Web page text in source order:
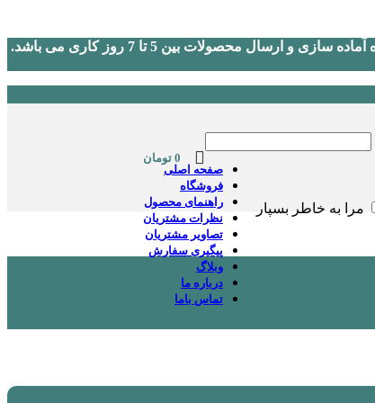
(در صورت نیاز به پشتیبانی لطفا در روزهای کاری و غیر تعطیل از ساعت 9 الی 17 به شماره 09046151633 اس ام اس یا در بله پیغام دهید.) ( بازه آماده سازی و ارسال محصولات بین 5 تا 7 روز کاری می باشد.
مرا به خاطر بسپار
0 تومان
صفحه اصلی
فروشگاه
راهنمای محصول
نظرات مشتریان
تصاویر مشتریان
پیگیری سفارش
وبلاگ
درباره ما
تماس باما